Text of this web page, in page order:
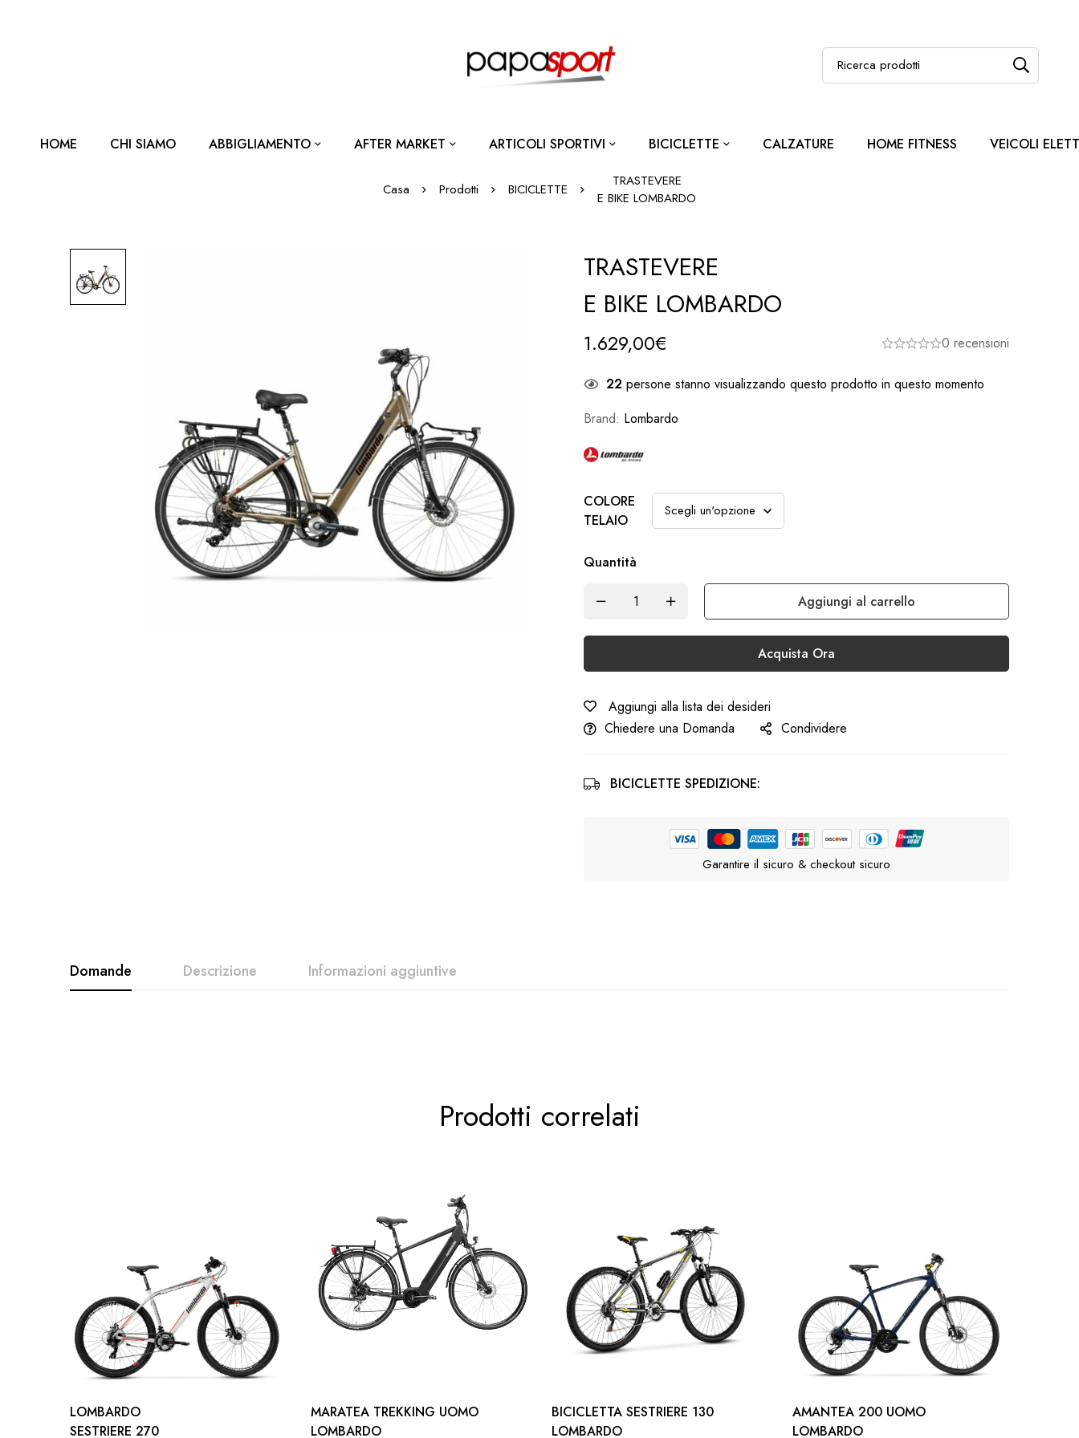
HOME CHI SIAMO ABBIGLIAMENTO AFTER MARKET ARTICOLI SPORTIVI BICICLETTE CALZATURE HOME FITNESS VEICOLI
Casa Prodotti BICICLETTE
TRASTEVERE
E BIKE LOMBARDO
TRASTEVERE
E BIKE LOMBARDO
1.629,00€ 0 recensioni
22 persone stanno visualizzando questo prodotto in questo momento
Brand: Lombardo
COLORE
TELAIO
Quantità
Aggiungi al carrello
Acquista Ora
Aggiungi alla lista dei desideri
Chiedere una Domanda
Condividere
BICICLETTE SPEDIZIONE:
Garantire il sicuro & checkout sicuro
Domande Descrizione Informazioni aggiuntive
PROMAX Alloy adjustable 85mm
SHIFT LEVER
SHIMANO SL-M310 7speed
CASSETTE
SHIMANO TZ21 14X28 7speed
TYRES
REAR CARRIER
Prodotti correlati
LOMBARDO
SESTRIERE 270
MARATEA TREKKING UOMO
LOMBARDO
BICICLETTA SESTRIERE 130
LOMBARDO
AMANTEA 200 UOMO
LOMBARDO